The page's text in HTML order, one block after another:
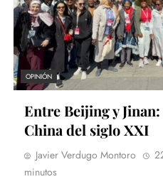
OPINIÓN
Entre Beijing y
China del siglo XXI
Javier Verdugo Montoro
minutos